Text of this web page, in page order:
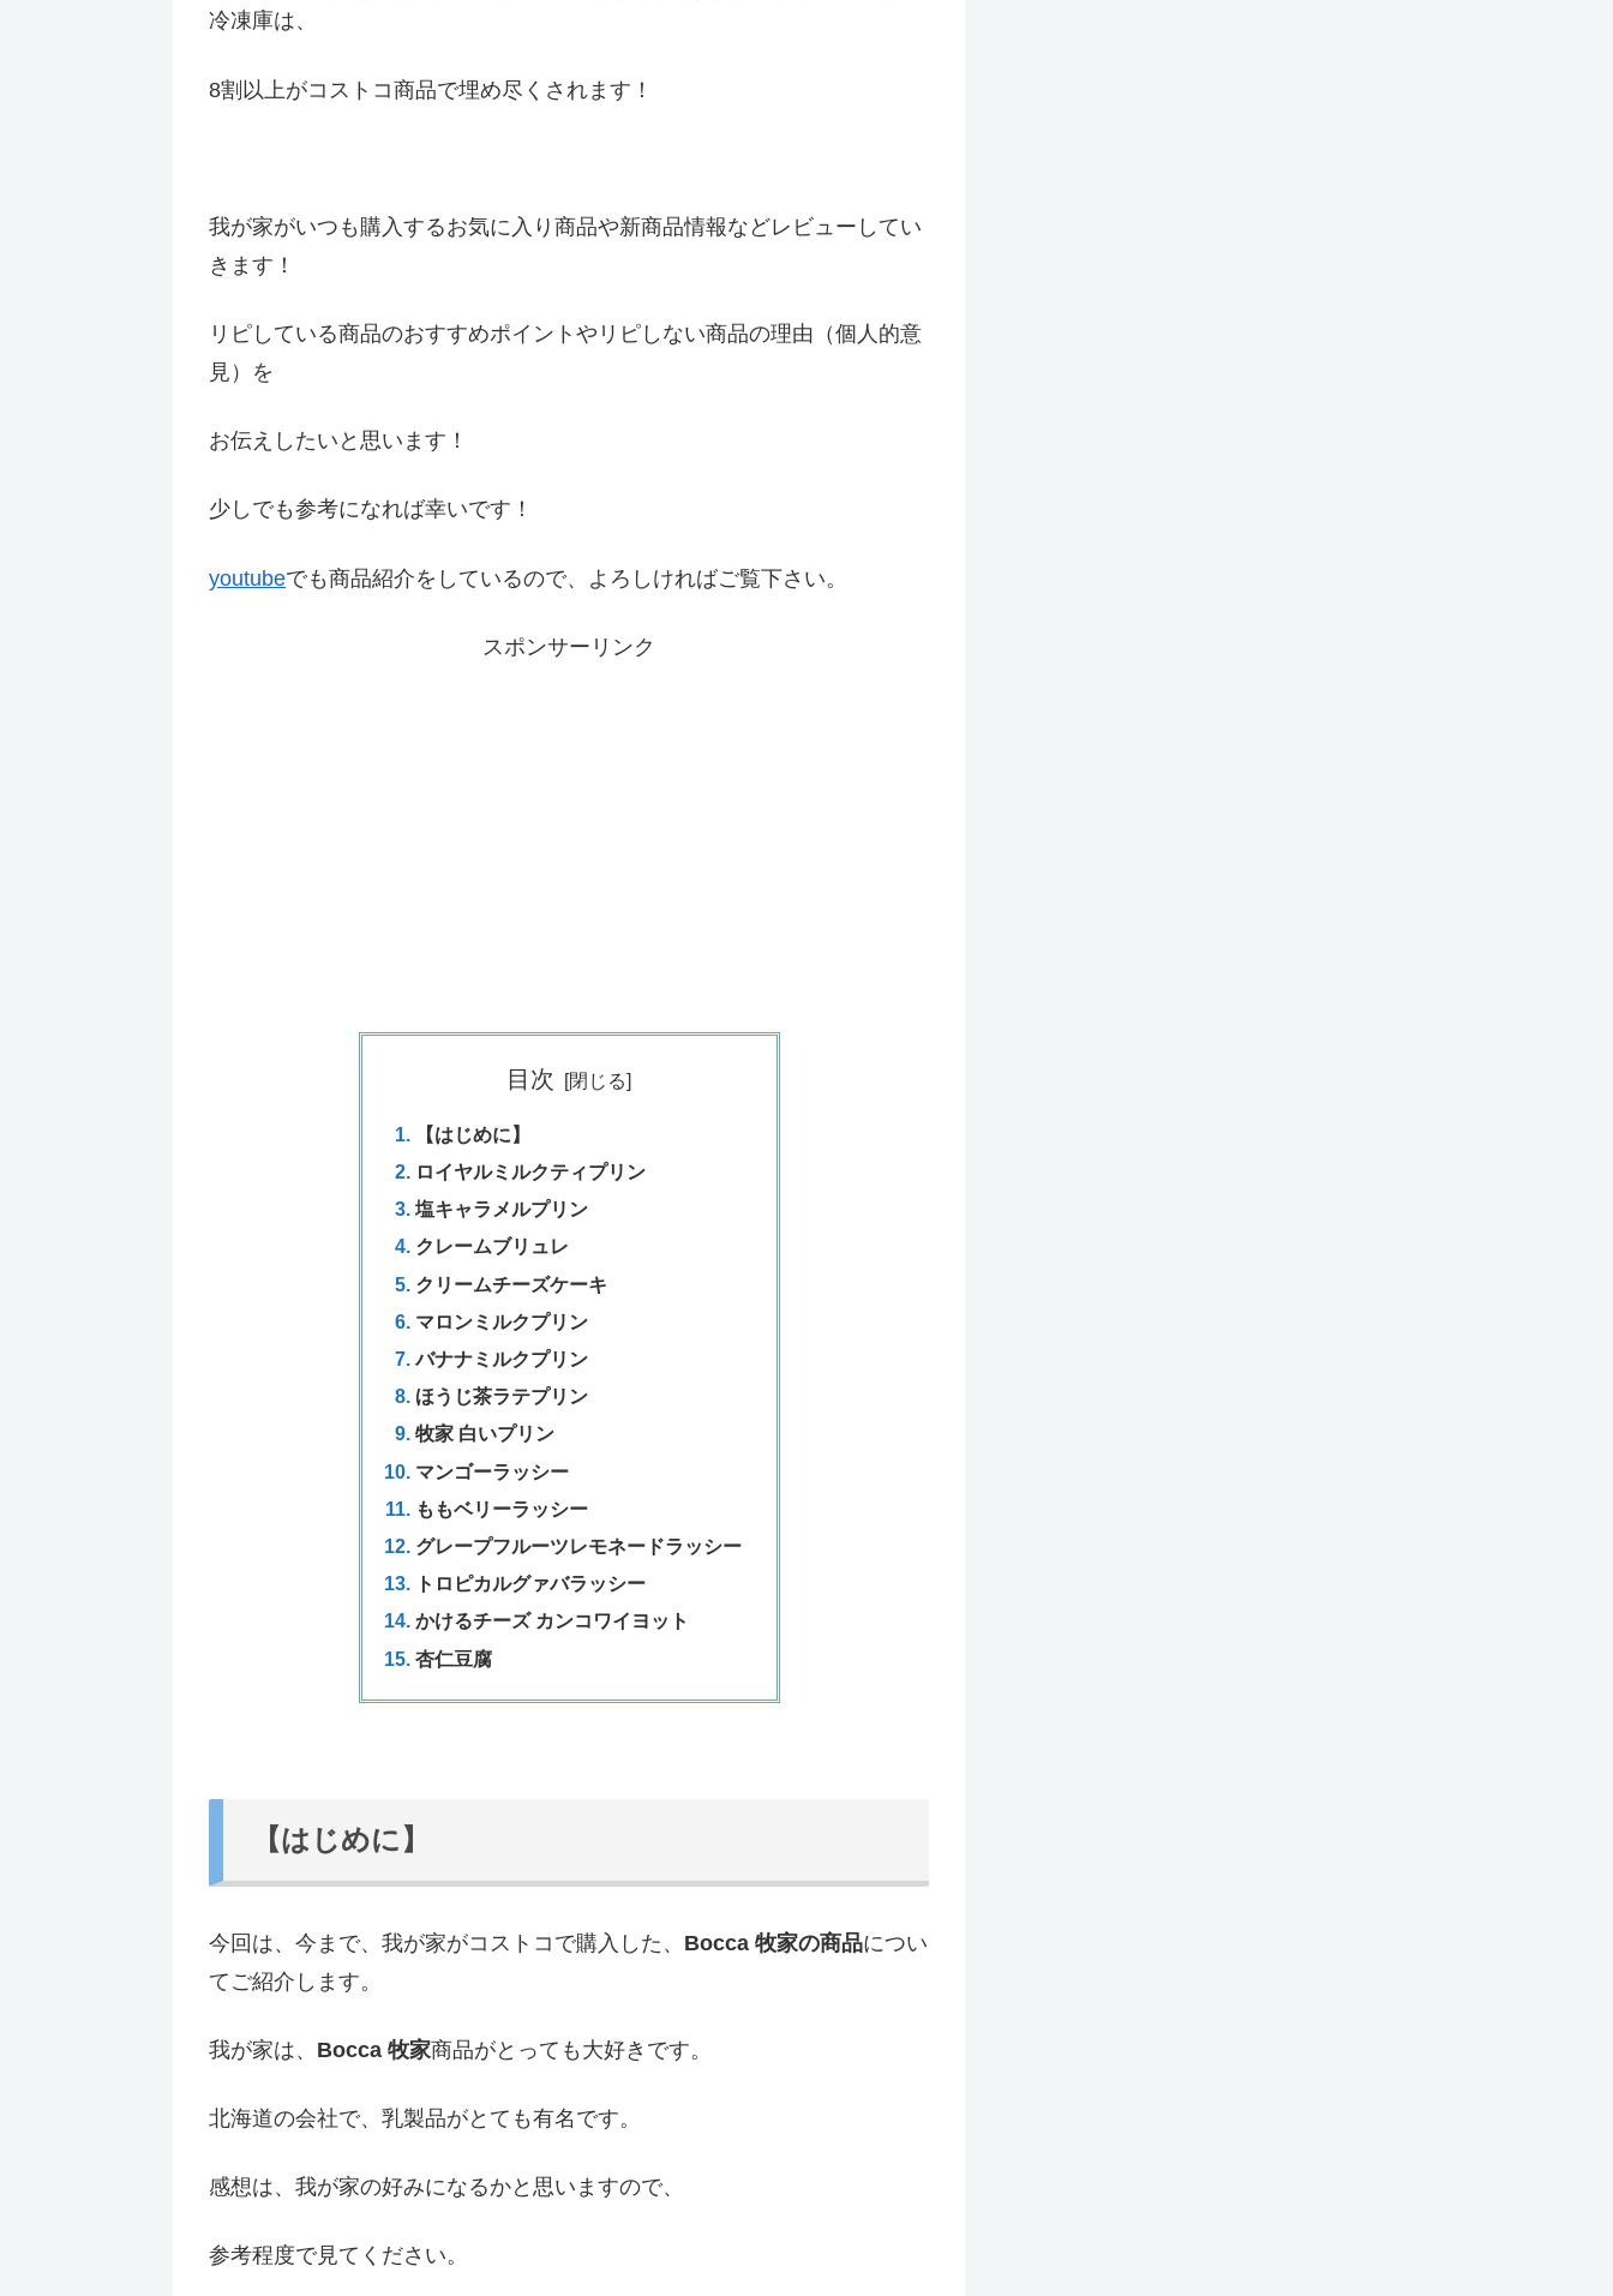
冷凍庫は、
8割以上がコストコ商品で埋め尽くされます！
我が家がいつも購入するお気に入り商品や新商品情報などレビ ューしてい
きます！
リピしている商品のおすすめポイントやリピしない商品の理由（個人的意
見）を
お伝えしたいと思います！
少しでも参考になれば幸いです！
youtubeでも商品紹介をしているので、よろしければご覧下さい。
スポンサーリンク
目次
【はじめに】
ロイヤルミルクティプリン
塩キャラメルプリン
クレームブリュレ
クリームチーズケーキ
マロンミルクプリン
バナナミルクプリン
ほうじ茶ラテプリン
牧家 白いプリン
マンゴーラッシー
ももベリーラッシー
グレープフルーツレモネードラッシー
トロピカルグァバラッシー
かけるチーズ カンコワイヨット
杏仁豆腐
【はじめに】
今回は、今まで、我が家がコストコで購入した、 Bocca 牧家の商品につい
てご紹介します。
我が家は、 Bocca 牧家商品がとっても大好きです。
北海道の会社で、乳製品がとても有名です。
感想は、我が家の好みになるかと思いますので、
参考程度で見てください。